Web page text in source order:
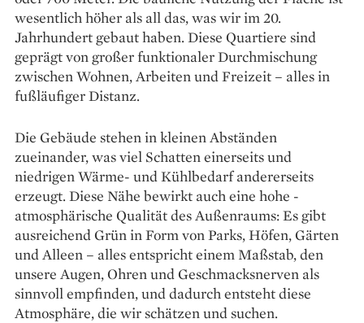
wesentlich höher als all das, was wir im 20.
Jahrhundert gebaut haben. Diese Quartiere sind
geprägt von großer funktionaler Durchmischung
zwischen Wohnen, Arbeiten und Freizeit – alles in
fußläufiger Distanz.
Die Gebäude stehen in kleinen ­Abständen
zueinander, was viel Schatten einerseits und
niedrigen Wärme- und Kühlbedarf andererseits
erzeugt. Diese Nähe bewirkt auch eine hohe ­
atmosphärische Qualität des Außenraums: Es gibt
ausreichend Grün in Form von Parks, ­Höfen, Gärten
und Alleen – alles entspricht ­einem Maßstab, den
unsere Augen, ­Ohren und Geschmacksnerven als
sinnvoll empfinden, und ­dadurch entsteht diese
Atmosphäre, die wir schätzen und suchen.